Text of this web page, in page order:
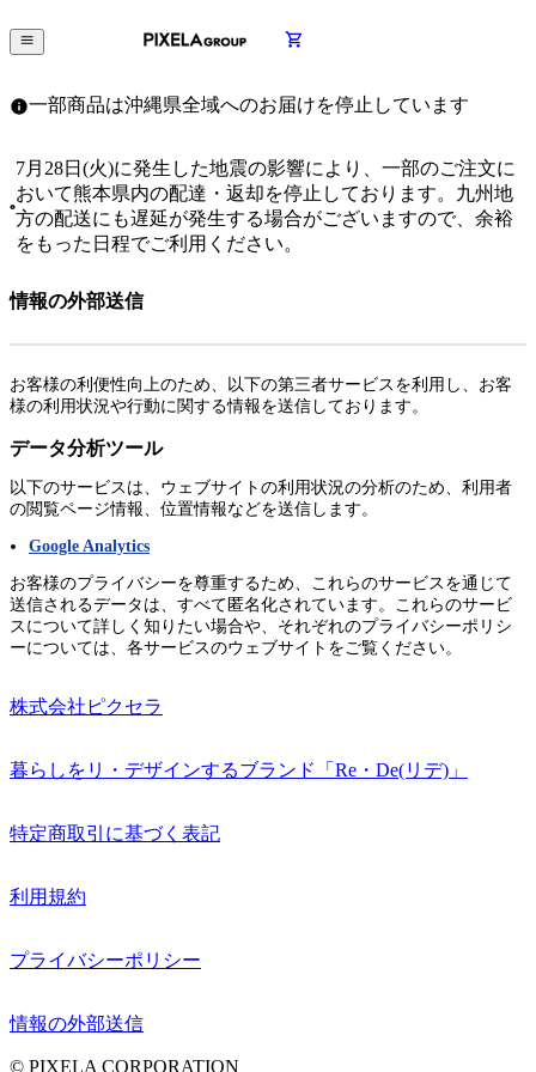
一部商品は沖縄県全域へのお届けを停止しています
7月28日(火)に発生した地震の影響により、一部のご注文に
おいて熊本県内の配達・返却を停止しております。九州地
方の配送にも遅延が発生する場合がございますので、余裕
をもった日程でご利用ください。
情報の外部送信
お客様の利便性向上のため、以下の第三者サービスを利用し、お客
様の利用状況や行動に関する情報を送信しております。
データ分析ツール
以下のサービスは、ウェブサイトの利用状況の分析のため、利用者
の閲覧ページ情報、位置情報などを送信します。
Google Analytics
お客様のプライバシーを尊重するため、これらのサービスを通じて
送信されるデータは、すべて匿名化されています。これらのサービ
スについて詳しく知りたい場合や、それぞれのプライバシーポリシ
ーについては、各サービスのウェブサイトをご覧ください。
株式会社ピクセラ
暮らしをリ・デザインするブランド「Re・De(リデ)」
特定商取引に基づく表記
利用規約
プライバシーポリシー
情報の外部送信
© PIXELA CORPORATION